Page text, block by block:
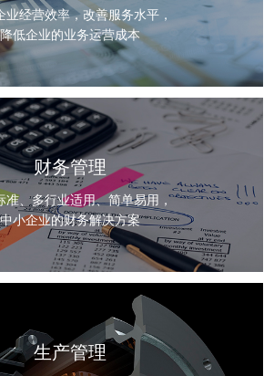
业经营效率，改善服务水平，
降低企业的业务运营成本
财务管理
准、多行业适用、简单易用，
中小企业的财务解决方案
生产管理